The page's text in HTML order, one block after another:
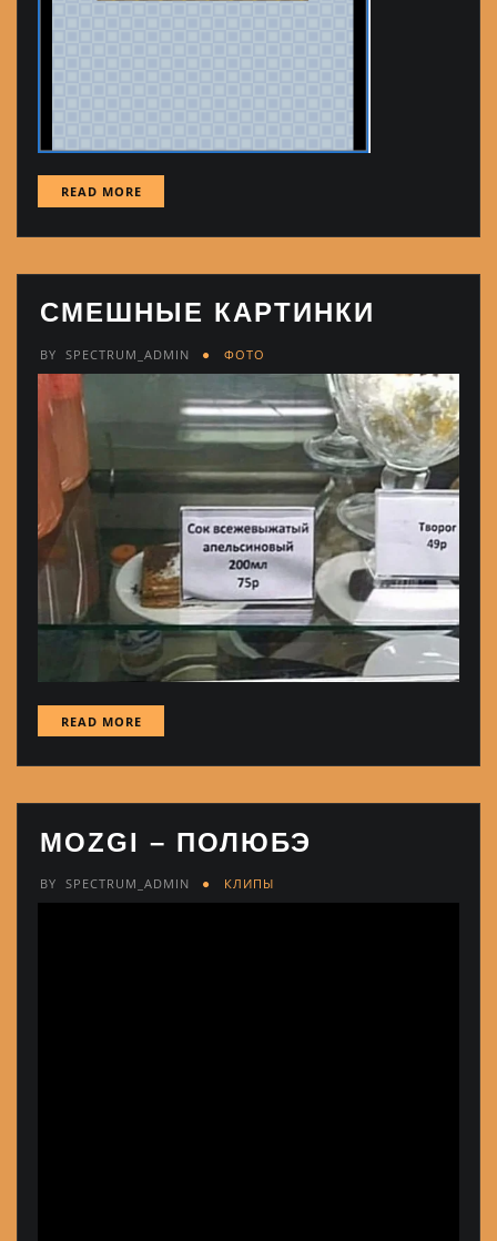
READ MORE
СМЕШНЫЕ КАРТИНКИ
BY SPECTRUM_ADMIN ФОТО
READ MORE
MOZGI – ПОЛЮБЭ
BY SPECTRUM_ADMIN КЛИПЫ